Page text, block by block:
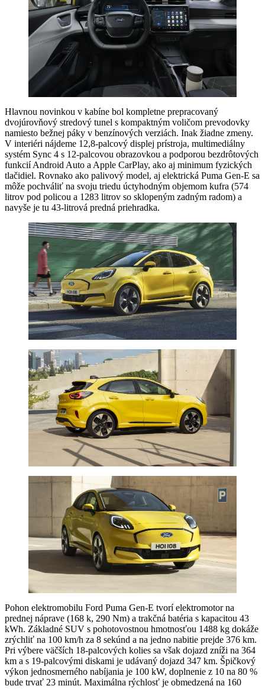
Hlavnou novinkou v kabíne bol kompletne prepracovaný
dvojúrovňový stredový tunel s kompaktným voličom prevodovky
namiesto bežnej páky v benzínových verziách. Inak žiadne zmeny.
V interiéri nájdeme 12,8-palcový displej prístroja, multimediálny
systém Sync 4 s 12-palcovou obrazovkou a podporou bezdrôtových
funkcií Android Auto a Apple CarPlay, ako aj minimum fyzických
tlačidiel. Rovnako ako palivový model, aj elektrická Puma Gen-E sa
môže pochváliť na svoju triedu úctyhodným objemom kufra (574
litrov pod policou a 1283 litrov so sklopeným zadným radom) a
navyše je tu 43-litrová predná priehradka.
Pohon elektromobilu Ford Puma Gen-E tvorí elektromotor na
prednej náprave (168 k, 290 Nm) a trakčná batéria s kapacitou 43
kWh. Základné SUV s pohotovostnou hmotnosťou 1488 kg dokáže
zrýchliť na 100 km/h za 8 sekúnd a na jedno nabitie prejde 376 km.
Pri výbere väčších 18-palcových kolies sa však dojazd zníži na 364
km a s 19-palcovými diskami je udávaný dojazd 347 km. Špičkový
výkon jednosmerného nabíjania je 100 kW, doplnenie z 10 na 80 %
bude trvať 23 minút. Maximálna rýchlosť je obmedzená na 160